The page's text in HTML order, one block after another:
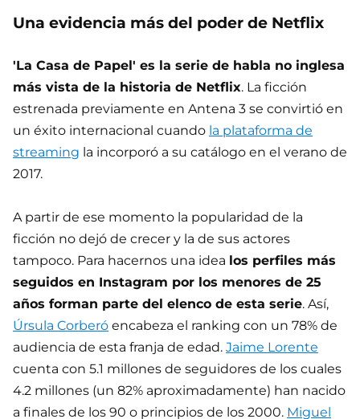
Una evidencia más del poder de Netflix
'La Casa de Papel' es la serie de habla no inglesa
más vista de la historia de Netflix. La ficción
estrenada previamente en Antena 3 se convirtió en
un éxito internacional cuando la plataforma de
streaming la incorporó a su catálogo en el verano de
2017.
A partir de ese momento la popularidad de la
ficción no dejó de crecer y la de sus actores
tampoco. Para hacernos una idea los perfiles más
seguidos en Instagram por los menores de 25
años forman parte del elenco de esta serie. Así,
Úrsula Corberó encabeza el ranking con un 78% de
audiencia de esta franja de edad. Jaime Lorente
cuenta con 5.1 millones de seguidores de los cuales
4.2 millones (un 82% aproximadamente) han nacido
a finales de los 90 o principios de los 2000. Miguel